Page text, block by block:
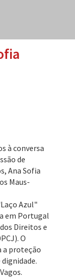
à conversa
de
Ana Sofia
Maus-
Azul"
em Portugal
Direitos e
O
a proteção